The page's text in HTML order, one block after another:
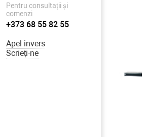
Pentru consultații și
comenzi
+373 68 55 82 55
Apel invers
Scrieți-ne